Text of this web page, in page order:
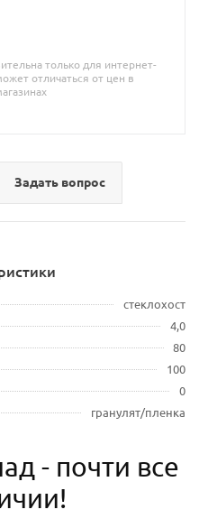
только для интернет-
отличаться от цен в
Задать вопрос
стеклохост
4,0
80
100
0
гранулят/пленка
- почти все